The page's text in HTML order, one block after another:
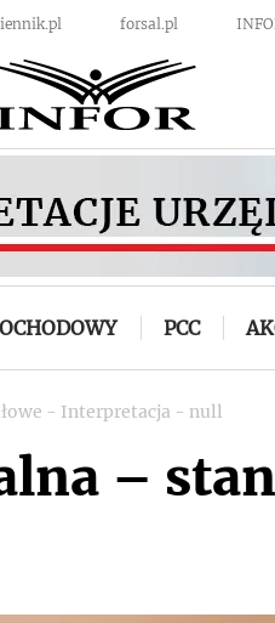
forsal.pl
PCC
- Interpretacja - null
–